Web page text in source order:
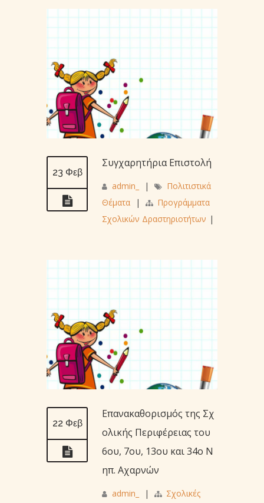
23 Φεβ
Συγχαρητήρια Επιστολή
admin_ |
Πολιτιστικά
Θέματα
|
Προγράμματα
Σχολικών Δραστηριοτήτων |
22 Φεβ
Επανακαθορισμός της Σχ
ολικής Περιφέρειας του
6ου, 7ου, 13ου και 34ο Ν
ηπ. Αχαρνών
admin_ |
Σχολικές